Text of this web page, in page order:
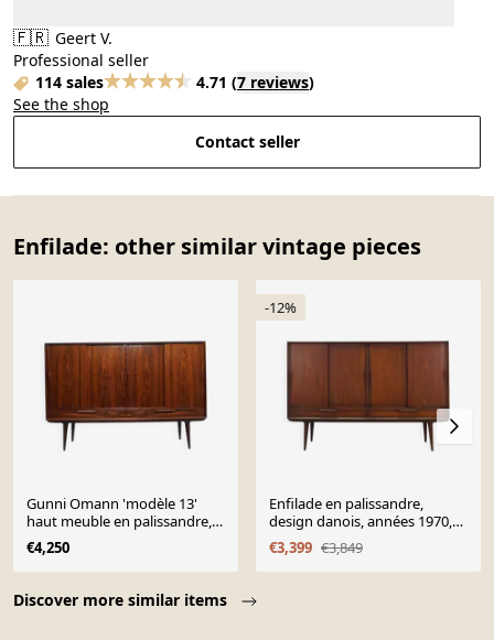
🇫🇷 Geert V.
Professional seller
114 sales
4.71 (7 reviews)
See the shop
Contact seller
Enfilade: other similar vintage pieces
Discover more similar items
Gunni Omann 'modèle 13'
haut meuble en palissandre,
Danemark années 1960
€4,250
-12%
Enfilade en palissandre,
design danois, années 1970,
fabricant : Omann Jun
€3,399 €3,849